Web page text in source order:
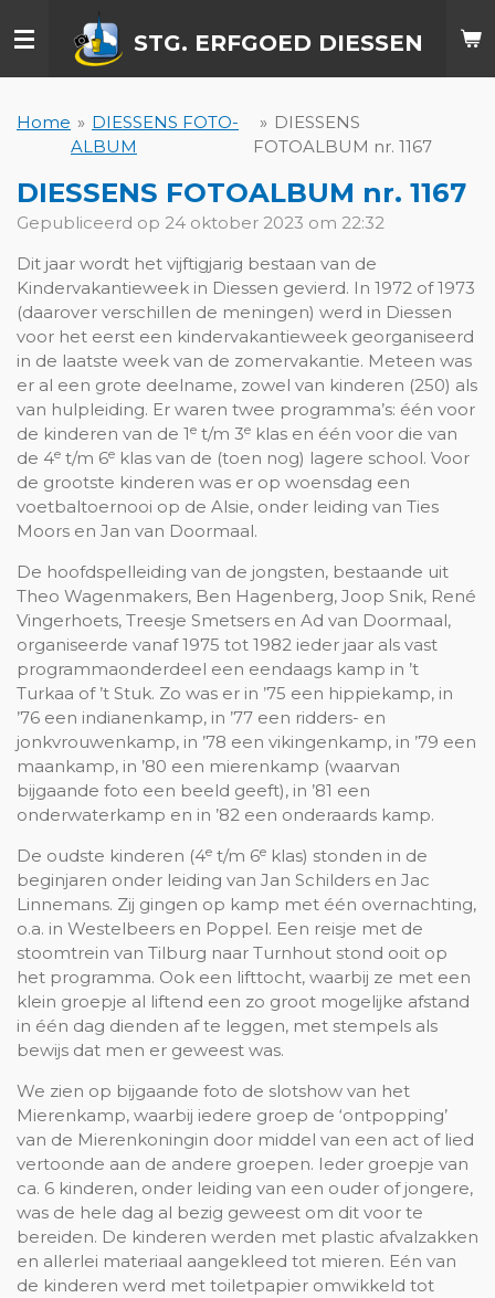
direct
hoofdinhoud
STG. ERFGOED DIESSEN
Home » DIESSENS FOTO-
ALBUM
» DIESSENS
FOTOALBUM nr. 1167
DIESSENS FOTOALBUM nr. 1167
Gepubliceerd op 24 oktober 2023 om 22:32
Dit jaar wordt het vijftigjarig bestaan van de
Kindervakantieweek in Diessen gevierd. In 1972 of 1973
(daarover verschillen de meningen) werd in Diessen
voor het eerst een kindervakantieweek georganiseerd
in de laatste week van de zomervakantie. Meteen was
er al een grote deelname, zowel van kinderen (250) als
van hulpleiding. Er waren twee programma’s: één voor
de kinderen van de 1e t/m 3e klas en één voor die van
de 4e t/m 6e klas van de (toen nog) lagere school. Voor
de grootste kinderen was er op woensdag een
voetbaltoernooi op de Alsie, onder leiding van Ties
Moors en Jan van Doormaal.
De hoofdspelleiding van de jongsten, bestaande uit
Theo Wagenmakers, Ben Hagenberg, Joop Snik, René
Vingerhoets, Treesje Smetsers en Ad van Doormaal,
organiseerde vanaf 1975 tot 1982 ieder jaar als vast
programmaonderdeel een eendaags kamp in ’t
Turkaa of ’t Stuk. Zo was er in ’75 een hippiekamp, in
’76 een indianenkamp, in ’77 een ridders- en
jonkvrouwenkamp, in ’78 een vikingenkamp, in ’79 een
maankamp, in ’80 een mierenkamp (waarvan
bijgaande foto een beeld geeft), in ’81 een
onderwaterkamp en in ’82 een onderaards kamp.
De oudste kinderen (4e t/m 6e klas) stonden in de
beginjaren onder leiding van Jan Schilders en Jac
Linnemans. Zij gingen op kamp met één overnachting,
o.a. in Westelbeers en Poppel. Een reisje met de
stoomtrein van Tilburg naar Turnhout stond ooit op
het programma. Ook een lifttocht, waarbij ze met een
klein groepje al liftend een zo groot mogelijke afstand
in één dag dienden af te leggen, met stempels als
bewijs dat men er geweest was.
We zien op bijgaande foto de slotshow van het
Mierenkamp, waarbij iedere groep de ‘ontpopping’
van de Mierenkoningin door middel van een act of lied
vertoonde aan de andere groepen. Ieder groepje van
ca. 6 kinderen, onder leiding van een ouder of jongere,
was de hele dag al bezig geweest om dit voor te
bereiden. De kinderen werden met plastic afvalzakken
en allerlei materiaal aangekleed tot mieren. Eén van
de kinderen werd met toiletpapier omwikkeld tot